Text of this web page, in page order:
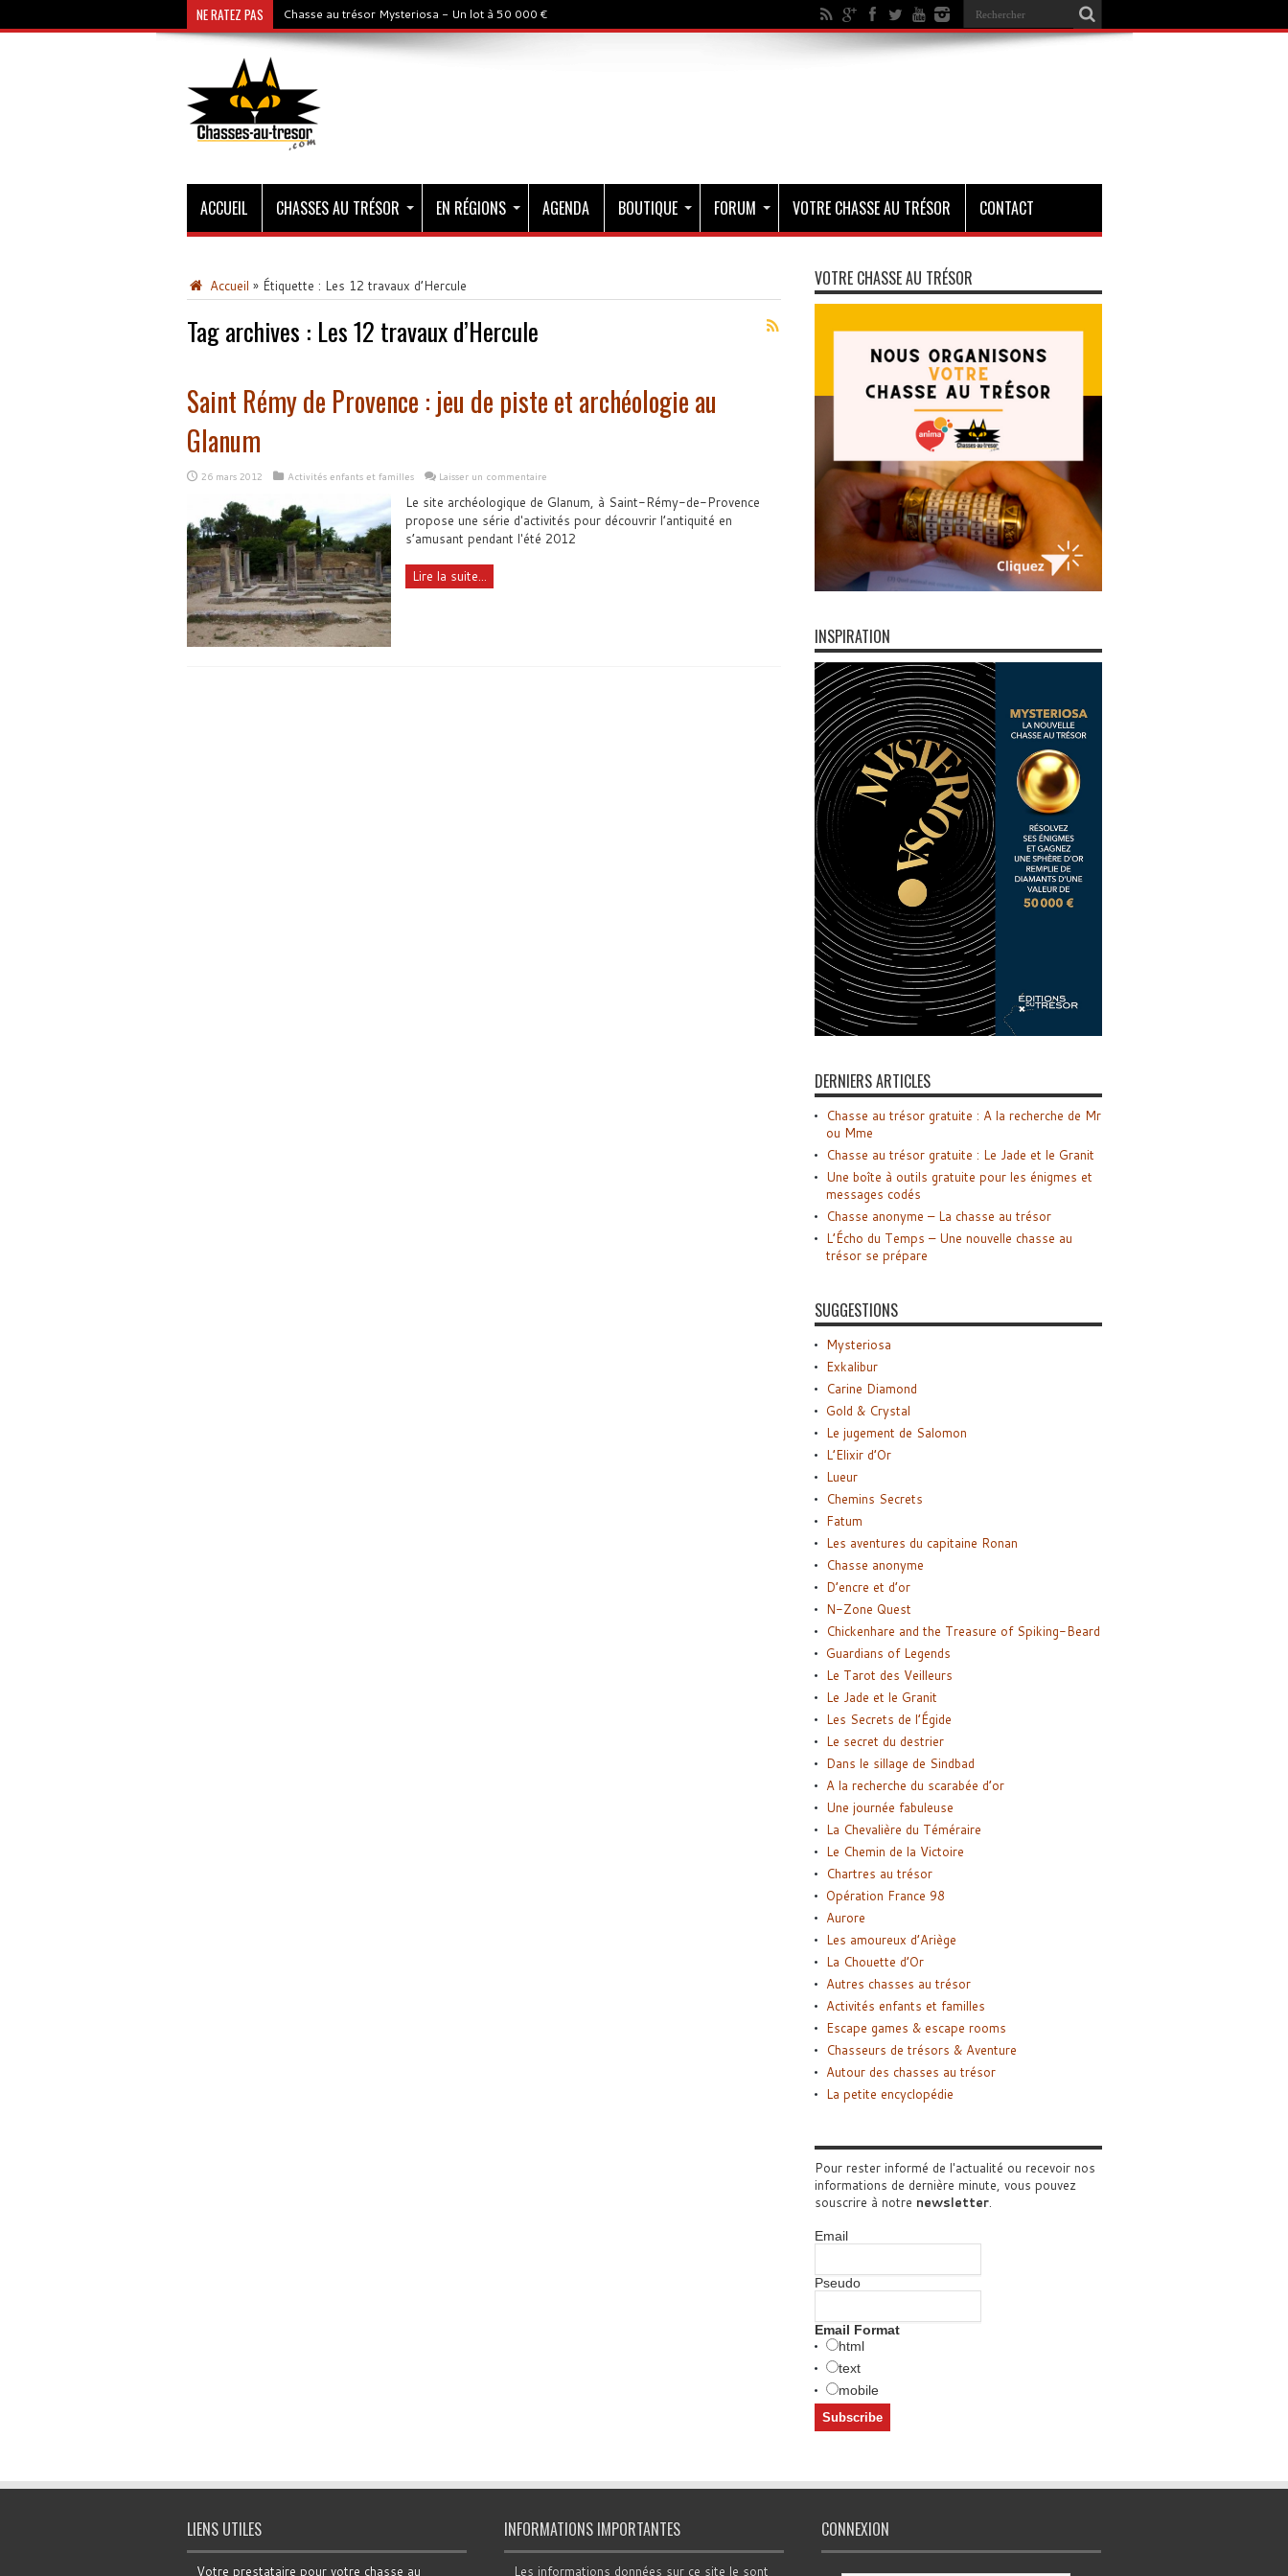
NE RATEZ PAS Chasse au trésor Mysteriosa - Un lot à 50 000 €
ACCUEIL CHASSES AU TRÉSOR EN RÉGIONS AGENDA BOUTIQUE FORUM VOTRE CHASSE AU TRÉSOR CONTACT
Accueil » Étiquette : Les 12 travaux d’Hercule
Tag archives : Les 12 travaux d’Hercule
Saint Rémy de Provence : jeu de piste et archéologie au
Glanum
26 mars 2012 Activités enfants et familles Laisser un commentaire
Le site archéologique de Glanum, à Saint-Rémy-de-Provence
propose une série d'activités pour découvrir l’antiquité en
s’amusant pendant l'été 2012
Lire la suite...
VOTRE CHASSE AU TRÉSOR
INSPIRATION
DERNIERS ARTICLES
Chasse au trésor gratuite : A la recherche de Mr
ou Mme
Chasse au trésor gratuite : Le Jade et le Granit
Une boîte à outils gratuite pour les énigmes et
messages codés
Chasse anonyme – La chasse au trésor
L’Écho du Temps – Une nouvelle chasse au
trésor se prépare
SUGGESTIONS
Mysteriosa
Exkalibur
Carine Diamond
Gold & Crystal
Le jugement de Salomon
L’Elixir d’Or
Lueur
Chemins Secrets
Fatum
Les aventures du capitaine Ronan
Chasse anonyme
D’encre et d’or
N-Zone Quest
Chickenhare and the Treasure of Spiking-Beard
Guardians of Legends
Le Tarot des Veilleurs
Le Jade et le Granit
Les Secrets de l’Égide
Le secret du destrier
Dans le sillage de Sindbad
A la recherche du scarabée d’or
Une journée fabuleuse
La Chevalière du Téméraire
Le Chemin de la Victoire
Chartres au trésor
Opération France 98
Aurore
Les amoureux d’Ariège
La Chouette d’Or
Autres chasses au trésor
Activités enfants et familles
Escape games & escape rooms
Chasseurs de trésors & Aventure
Autour des chasses au trésor
La petite encyclopédie
Pour rester informé de l'actualité ou recevoir nos
informations de dernière minute, vous pouvez
souscrire à notre newsletter.
Email
Pseudo
Email Format
html
text
mobile
LIENS UTILES
Votre prestataire pour votre chasse au
INFORMATIONS IMPORTANTES
Les informations données sur ce site le sont
CONNEXION